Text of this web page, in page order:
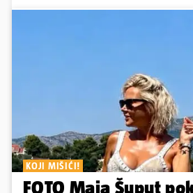
KOJI MIŠIĆI!
FOTO Maja Šuput